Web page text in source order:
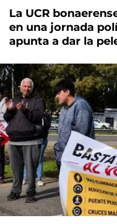
La UCR
en una jornada
apunta a dar la